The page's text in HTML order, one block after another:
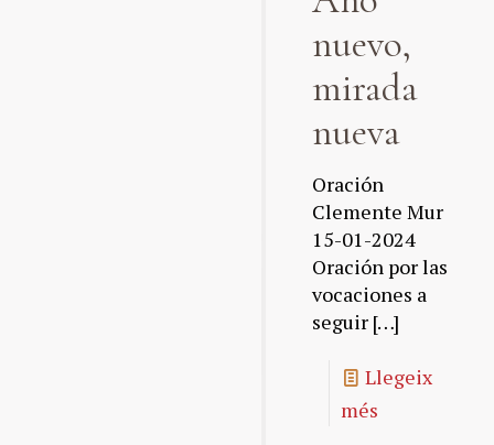
nuevo,
mirada
nueva
Oración
Clemente Mur
15-01-2024
Oración por las
vocaciones a
seguir […]
Llegeix
més